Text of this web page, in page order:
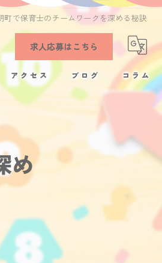
町で保育士のチームワークを深める秘訣
求人応募はこちら
アクセス ブログ コラム
め